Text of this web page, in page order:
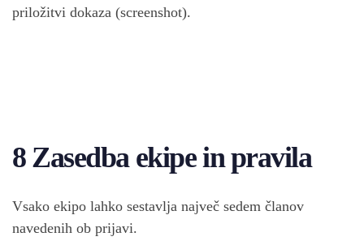
priložitvi dokaza (screenshot).
8 Zasedba ekipe in pravila
Vsako ekipo lahko sestavlja največ sedem članov
navedenih ob prijavi.